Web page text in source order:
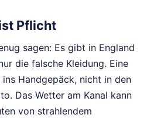
Pflicht
sagen: Es gibt in England
die falsche Kleidung. Eine
Handgepäck, nicht in den
Das Wetter am Kanal kann
von strahlendem